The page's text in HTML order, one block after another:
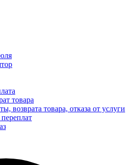
товара
возврата товара, отказа от услуги
переплат